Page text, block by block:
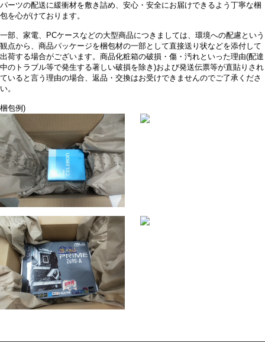
パーツの配送に緩衝材を敷き詰め、安心・安全にお届けできるよう丁寧な梱
包を心がけております。
一部、家電、PCケースなどの大型商品につきましては、環境への配慮という
観点から、商品パッケージを梱包材の一部として直接送り状などを添付して
出荷する場合がございます。商品化粧箱の破損・傷・汚れといった理由(配達
中のトラブル等で発生する著しい破損を除き)および発送伝票等が直貼りされ
ていると言う理由の場合、返品・交換はお受けできませんのでご了承くださ
い。
梱包例)